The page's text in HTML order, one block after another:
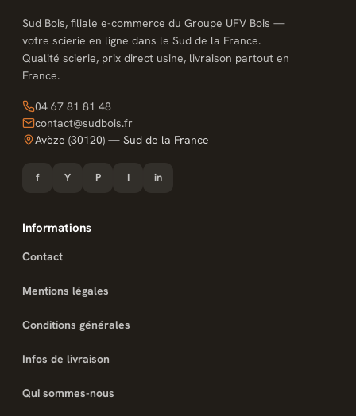
Sud Bois, filiale e-commerce du Groupe UFV Bois —
votre scierie en ligne dans le Sud de la France.
Qualité scierie, prix direct usine, livraison partout en
France.
04 67 81 81 48
contact@sudbois.fr
Avèze (30120) — Sud de la France
f Y P I in
Informations
Contact
Mentions légales
Conditions générales
Infos de livraison
Qui sommes-nous